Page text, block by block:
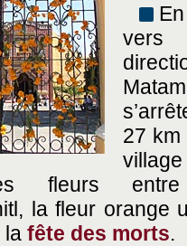
27
fleurs
la fleur orange
la fête des morts.